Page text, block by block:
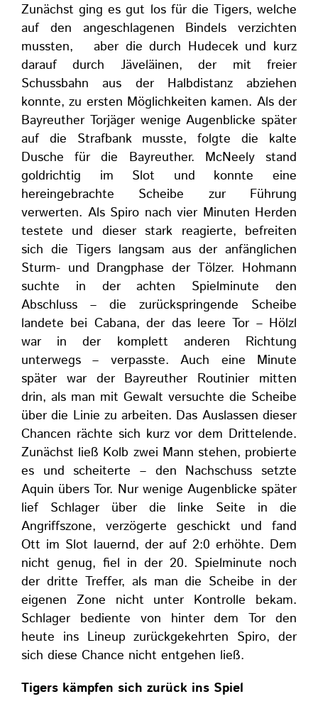
Zunächst ging es gut los für die Tigers, welche
auf den angeschlagenen Bindels verzichten
mussten, aber die durch Hudecek und kurz
darauf durch Jäveläinen, der mit freier
Schussbahn aus der Halbdistanz abziehen
konnte, zu ersten Möglichkeiten kamen. Als der
Bayreuther Torjäger wenige Augenblicke später
auf die Strafbank musste, folgte die kalte
Dusche für die Bayreuther. McNeely stand
goldrichtig im Slot und konnte eine
hereingebrachte Scheibe zur Führung
verwerten. Als Spiro nach vier Minuten Herden
testete und dieser stark reagierte, befreiten
sich die Tigers langsam aus der anfänglichen
Sturm- und Drangphase der Tölzer. Hohmann
suchte in der achten Spielminute den
Abschluss – die zurückspringende Scheibe
landete bei Cabana, der das leere Tor – Hölzl
war in der komplett anderen Richtung
unterwegs – verpasste. Auch eine Minute
später war der Bayreuther Routinier mitten
drin, als man mit Gewalt versuchte die Scheibe
über die Linie zu arbeiten. Das Auslassen dieser
Chancen rächte sich kurz vor dem Drittelende.
Zunächst ließ Kolb zwei Mann stehen, probierte
es und scheiterte – den Nachschuss setzte
Aquin übers Tor. Nur wenige Augenblicke später
lief Schlager über die linke Seite in die
Angriffszone, verzögerte geschickt und fand
Ott im Slot lauernd, der auf 2:0 erhöhte. Dem
nicht genug, fiel in der 20. Spielminute noch
der dritte Treffer, als man die Scheibe in der
eigenen Zone nicht unter Kontrolle bekam.
Schlager bediente von hinter dem Tor den
heute ins Lineup zurückgekehrten Spiro, der
sich diese Chance nicht entgehen ließ.
Tigers kämpfen sich zurück ins Spiel